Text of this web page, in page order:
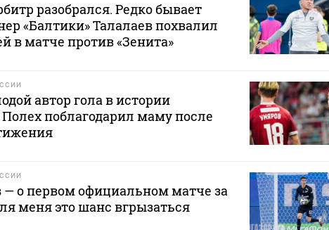
разобрался. Редко бывает
«Балтики» Талалаев похвалил
в матче против «Зенита»
автор гола в истории
Полех поблагодарил маму после
о первом официальном матче за
меня это шанс вгрызаться